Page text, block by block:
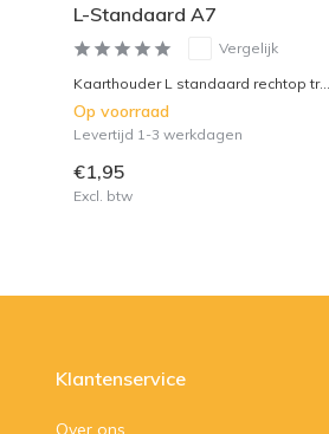
L-Standaard A7
Vergelijk
Kaarthouder L standaard rechtop tr...
Op voorraad
Levertijd 1-3 werkdagen
€1,95
Excl. btw
Klantenservice
Over ons